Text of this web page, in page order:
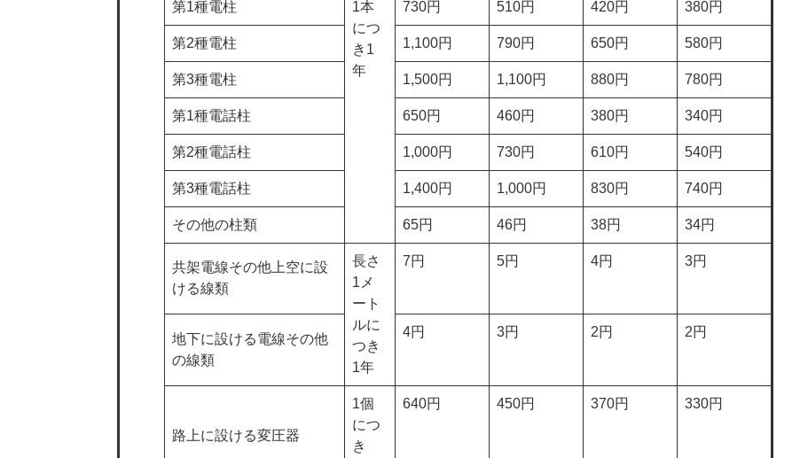
第1種電柱
1本
につ
き1
年
730円 510円 420円 380円
第2種電柱 1,100円 790円 650円 580円
第3種電柱 1,500円 1,100円 880円 780円
第1種電話柱 650円 460円 380円 340円
第2種電話柱 1,000円 730円 610円 540円
第3種電話柱 1,400円 1,000円 830円 740円
その他の柱類 65円 46円 38円 34円
共架電線その他上空に設
ける線類
長さ
1メ
ート
ルに
つき
1年
7円 5円 4円 3円
地下に設ける電線その他
の線類
4円 3円 2円 2円
路上に設ける変圧器
1個
につ
き
640円 450円 370円 330円